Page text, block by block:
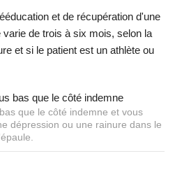
et de récupération d'une
varie de trois à six mois, selon la
et si le patient est un athlète ou
que le côté indemne et vous
dépression ou une rainure dans le